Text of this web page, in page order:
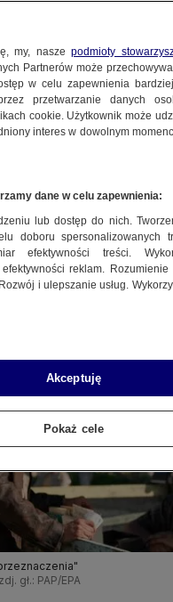
gł.: PAP/EPA
my, naszepodmioty
Partnerów może
w celu zapewnienia
przetwarzanie danych
cookie. Użytkownik może
interes w dowolnym
dane w celu zapewnienia:
lub dostęp do nich.
doboru spersonalizowanych
efektywności treści.
reklam.
i ulepszanie usług.
Akceptuję
Pokaż cele